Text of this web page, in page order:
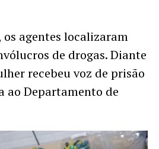
agentes localizaram
de drogas. Diante
recebeu voz de prisão
ao Departamento de